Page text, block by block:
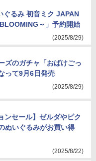
ぐるみ 初音ミク JAPAN
～」予約開始
(2025/8/29)
ズのガチャ「おばけごっ
って9月6日発売
(2025/8/29)
ンセール】ゼルダやピク
ぬいぐるみがお買い得
(2025/8/22)